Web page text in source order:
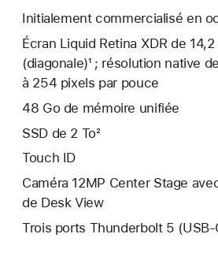
Initialement commercialisé en
Écran Liquid Retina XDR de
(diagonale)¹ ; résolution native
à 254 pixels par pouce
48 Go de mémoire unifiée
SSD de 2 To²
Touch ID
Caméra 12MP Center Stage
de Desk View
Trois ports Thunderbolt 5